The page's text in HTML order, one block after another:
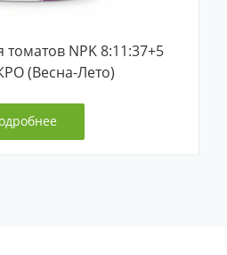
NPK 8:11:37+5
(Весна-Лето)